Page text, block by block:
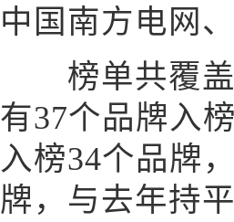
中国南方电网
榜单共覆盖
有37个品牌入
入榜34个品牌
牌，与去年持